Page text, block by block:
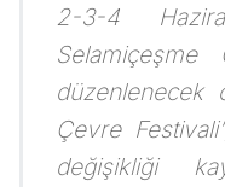
2-3-4
Selamiçeşme
düzenlenecek
Çevre
değişikliği